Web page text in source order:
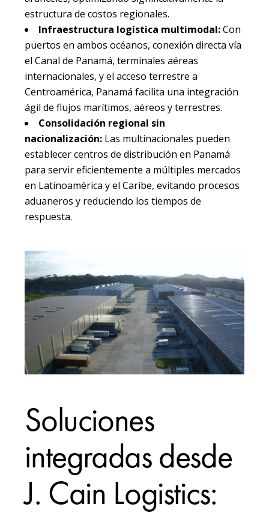
estructura de costos regionales.
Infraestructura logística multimodal:Con
puertos en ambos océanos, conexión directa vía
el Canal de Panamá, terminales aéreas
internacionales, y el acceso terrestre a
Centroamérica, Panamá facilita una integración
ágil de flujos marítimos, aéreos y terrestres.
Consolidación regional sin
nacionalización: Las multinacionales pueden
establecer centros de distribución en Panamá
para servir eficientemente a múltiples mercados
en Latinoamérica y el Caribe, evitando procesos
aduaneros y reduciendo los tiempos de
respuesta.
Soluciones
integradas desde
J. Cain Logistics: